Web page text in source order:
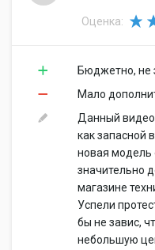
Оценка:
Бюджетно, не
Мало
Данный
как запасной
новая
значительно
магазине
Успели
бы не завис,
небольшую